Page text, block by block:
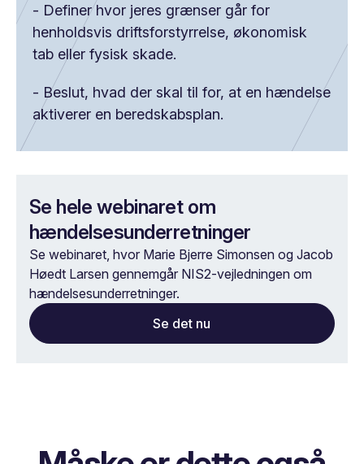
- Definer hvor jeres grænser går for
henholdsvis driftsforstyrrelse, økonomisk
tab eller fysisk skade.
- Beslut, hvad der skal til for, at en hændelse
aktiverer en beredskabsplan.
Se hele webinaret om
hændelsesunderretninger
Se webinaret, hvor Marie Bjerre Simonsen og Jacob
Høedt Larsen gennemgår NIS2-vejledningen om
hændelsesunderretninger.
Se det nu